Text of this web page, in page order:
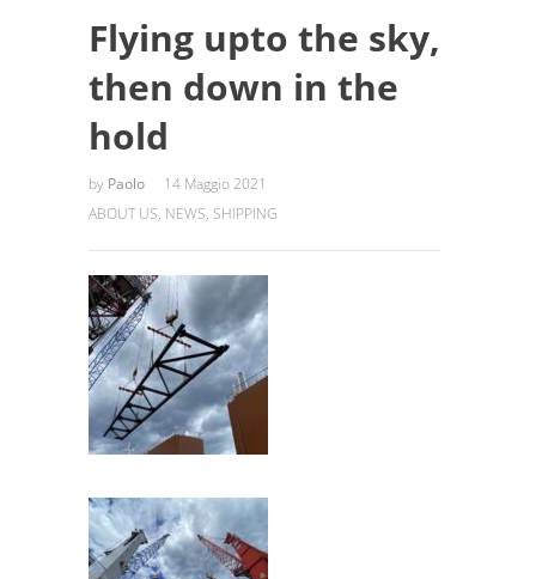
Flying upto the sky,
then down in the
hold
by Paolo
14 Maggio 2021
ABOUT US, NEWS, SHIPPING